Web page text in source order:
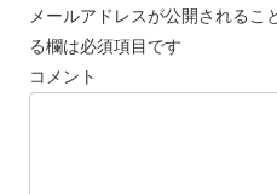
メールアドレスが公開されるこ
る欄は必須項目です
コメント